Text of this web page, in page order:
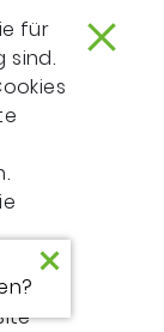
für
sind.
dem
Forsten